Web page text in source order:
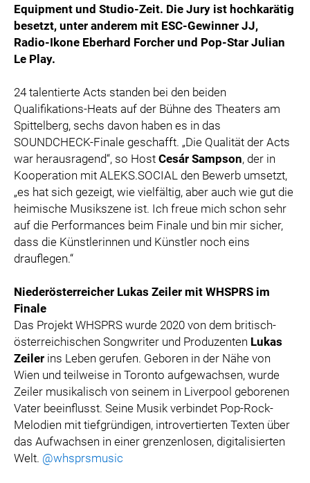
Equipment und Studio-Zeit. Die Jury ist hochkarätig
besetzt, unter anderem mit ESC-Gewinner JJ,
Radio-Ikone Eberhard Forcher und Pop-Star Julian
Le Play.
24 talentierte Acts standen bei den beiden
Qualifikations-Heats auf der Bühne des Theaters am
Spittelberg, sechs davon haben es in das
SOUNDCHECK-Finale geschafft. „Die Qualität der Acts
war herausragend“, so Host Cesár Sampson, der in
Kooperation mit ALEKS.SOCIAL den Bewerb umsetzt,
„es hat sich gezeigt, wie vielfältig, aber auch wie gut die
heimische Musikszene ist. Ich freue mich schon sehr
auf die Performances beim Finale und bin mir sicher,
dass die Künstlerinnen und Künstler noch eins
drauflegen.“
Niederösterreicher Lukas Zeiler mit WHSPRS im
Finale
Das Projekt WHSPRS wurde 2020 von dem britisch-
österreichischen Songwriter und Produzenten Lukas
Zeiler ins Leben gerufen. Geboren in der Nähe von
Wien und teilweise in Toronto aufgewachsen, wurde
Zeiler musikalisch von seinem in Liverpool geborenen
Vater beeinflusst. Seine Musik verbindet Pop-Rock-
Melodien mit tiefgründigen, introvertierten Texten über
das Aufwachsen in einer grenzenlosen, digitalisierten
Welt. @whsprsmusic